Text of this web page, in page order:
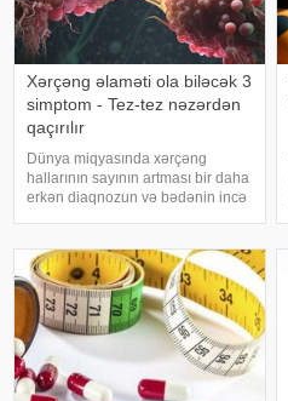
Xərçəng əlaməti ola biləcək 3
simptom - Tez-tez nəzərdən
qaçırılır
Dünya miqyasında xərçəng
hallarının sayının artması bir daha
erkən diaqnozun və bədənin incə
vurğulayır. Məşhur inancın əksinə
olaraq, xərçəng növləri həmişə
ağı